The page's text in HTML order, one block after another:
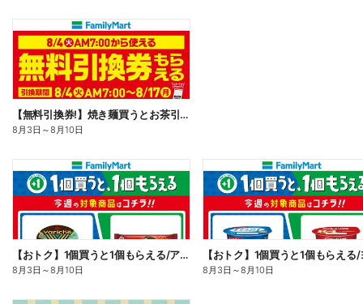
【無料引換券!】焼き麺買うとお茶引換券貰える!
8月3日 ～8月10日
【おトク】1個買うと1個もらえる/アイス
8月3日 ～8月10日 8月3日 ～8月10日